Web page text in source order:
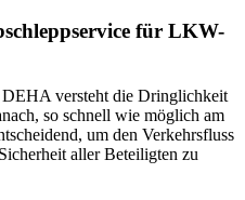
für LKW-
DEHA versteht die Dringlichkeit
so schnell wie möglich am
um den Verkehrsfluss
aller Beteiligten zu